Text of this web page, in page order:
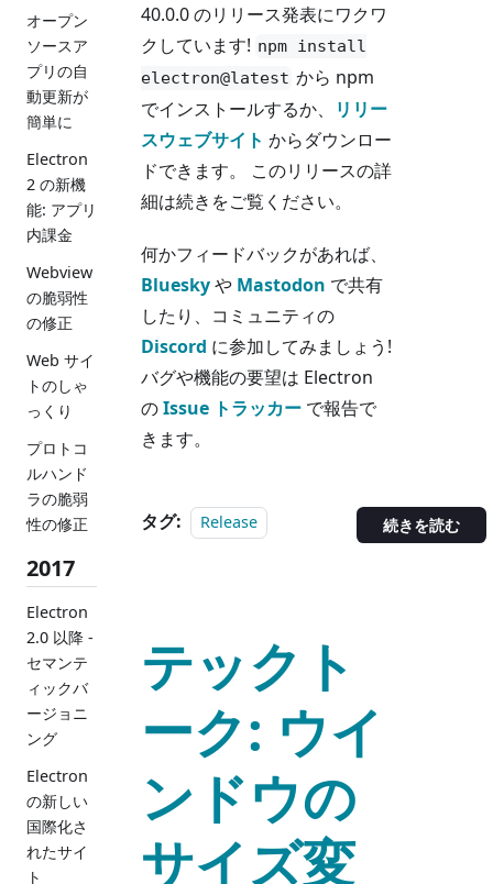
オープン
ソースア
プリの自
動更新が
簡単に
Electron
2 の新機
能: アプリ
内課金
Webview
の脆弱性
の修正
Web サイ
トのしゃ
っくり
プロトコ
ルハンド
ラの脆弱
性の修正
2017
Electron
2.0 以降 -
セマンテ
ィックバ
ージョニ
ング
Electron
の新しい
国際化さ
れたサイ
ト
40.0.0 のリリース発表にワクワ
クしています! npm install
electron@latest から npm
でインストールするか、
リリー
スウェブサイト からダウンロー
ドできます。 このリリースの詳
細は続きをご覧ください。
何かフィードバックがあれば、
Blueskyや Mastodon で共有
したり、コミュニティの
Discord に参加してみましょう!
バグや機能の要望は Electron
のIssue トラッカー で報告で
きます。
タグ: Release 続きを読む
テックト
ーク: ウイ
ンドウの
サイズ変